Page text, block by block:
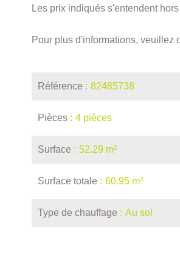
Les prix indiqués s'entendent
Pour plus d'informations, veuillez
Référence 82485738
Pièces 4 pièces
Surface 52.29 m²
Surface totale 60.95 m²
Type de chauffage Au sol